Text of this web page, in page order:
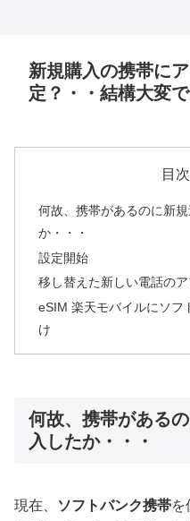
新規購入の携帯に
定？・・結構大変で
目次
何故、携帯があるのに新
か・・・
設定開始
移し替えた新しい電話の
eSIM 楽天モバイルにソフ
け
何故、携帯がある
入したか・・・
現在、 ソフトバンク携帯を